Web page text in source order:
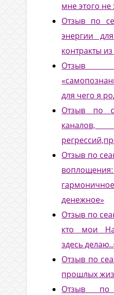
мне этого не
Отзыв по
энергии
контракты
Отзыв
для чего я
Отзыв по
Отзыв по
денежное»
Отзыв по
кто мои
здесь
Отзыв по
прошлых
Отзыв по